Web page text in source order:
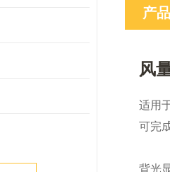
产
风
适用
可完
背光